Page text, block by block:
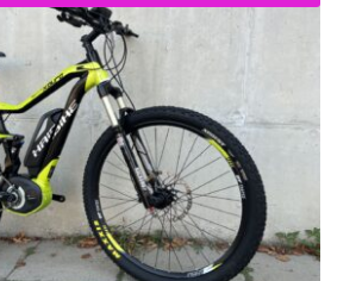
Duro FullSeven RX Fully/
520km/Nyon
XT/600Wh/Új állapot